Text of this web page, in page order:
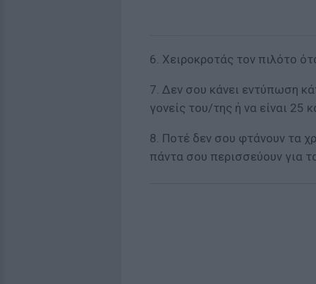
6. Χειροκροτάς τον πιλότο
7. Δεν σου κάνει εντύπωση
γονείς του/της ή να είναι 25
8. Ποτέ δεν σου φτάνουν τα
πάντα σου περισσεύουν για